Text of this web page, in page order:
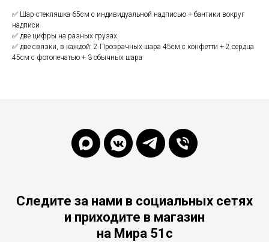
✅ Шар-стекляшка 65см с индивидуальной надписью + бантики вокруг
надписи
✅ две цифры на разных грузах
✅ две связки, в каждой: 2 Прозрачных шара 45см с конфетти + 2 сердца
45см с фотопечатью + 3 обычных шара
Следите за нами в социальных сетях
и приходите в магазин
на Мира 51с